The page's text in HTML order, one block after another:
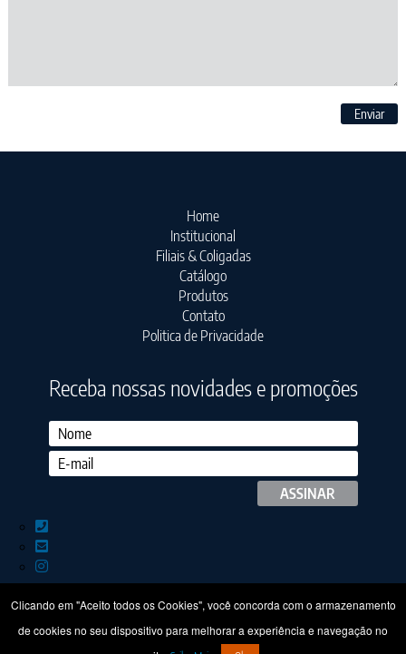
Enviar
Home
Institucional
Filiais & Coligadas
Catálogo
Produtos
Contato
Politica de Privacidade
Receba nossas novidades e promoções
Clicando em "Aceito todos os Cookies", você concorda com o armazenamento
de cookies no seu dispositivo para melhorar a experiência e navegação no